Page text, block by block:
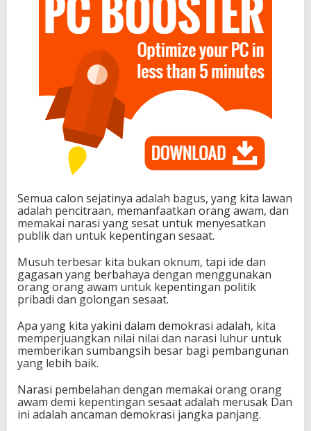
Semua calon sejatinya adalah bagus, yang kita lawan
adalah pencitraan, memanfaatkan orang awam, dan
memakai narasi yang sesat untuk menyesatkan
publik dan untuk kepentingan sesaat.
Musuh terbesar kita bukan oknum, tapi ide dan
gagasan yang berbahaya dengan menggunakan
orang orang awam untuk kepentingan politik
pribadi dan golongan sesaat.
Apa yang kita yakini dalam demokrasi adalah, kita
memperjuangkan nilai nilai dan narasi luhur untuk
memberikan sumbangsih besar bagi pembangunan
yang lebih baik.
Narasi pembelahan dengan memakai orang orang
awam demi kepentingan sesaat adalah merusak Dan
ini adalah ancaman demokrasi jangka panjang.